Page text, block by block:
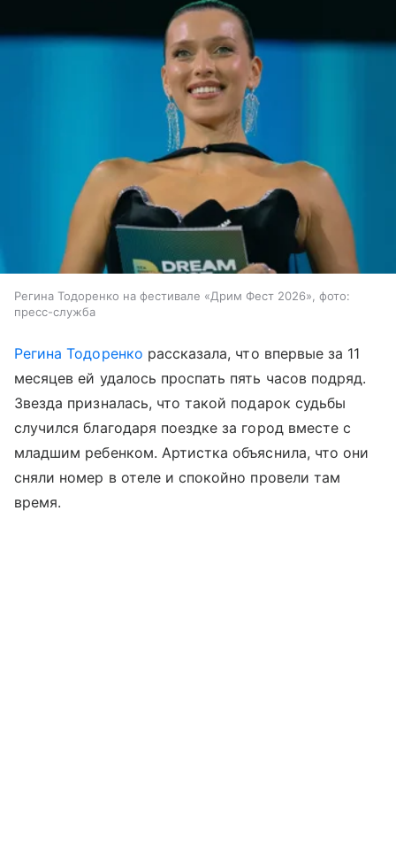
Регина Тодоренко на фестивале «Дрим Фест 2026», фото:
пресс-служба
Регина Тодоренко рассказала, что впервые за 11
месяцев ей удалось проспать пять часов подряд.
Звезда призналась, что такой подарок судьбы
случился благодаря поездке за город вместе с
младшим ребенком. Артистка объяснила, что они
сняли номер в отеле и спокойно провели там
время.